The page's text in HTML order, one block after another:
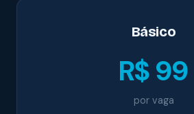
Básico
R$ 99
por vaga